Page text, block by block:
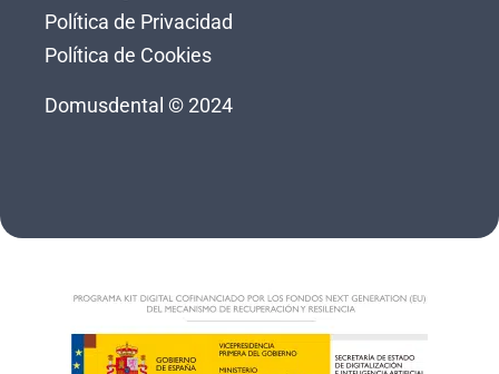
Política de Privacidad
Política de Cookies
Domusdental © 2024